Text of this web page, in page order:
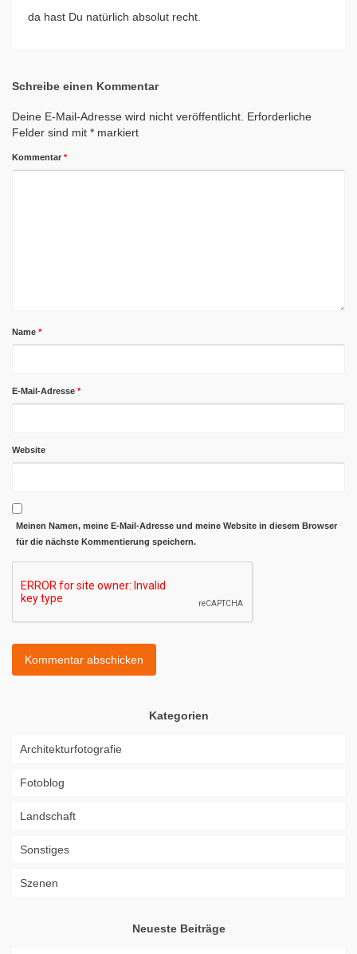
da hast Du natürlich absolut recht.
Schreibe einen Kommentar
Deine E-Mail-Adresse wird nicht veröffentlicht. Erforderliche
Felder sind mit * markiert
Kommentar *
Name *
E-Mail-Adresse *
Website
Meinen Namen, meine E-Mail-Adresse und meine Website in diesem Browser
für die nächste Kommentierung speichern.
Kategorien
Architekturfotografie
Fotoblog
Landschaft
Sonstiges
Szenen
Neueste Beiträge